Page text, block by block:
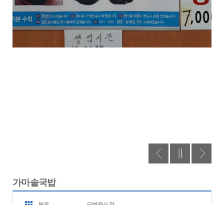
가마솥국밥